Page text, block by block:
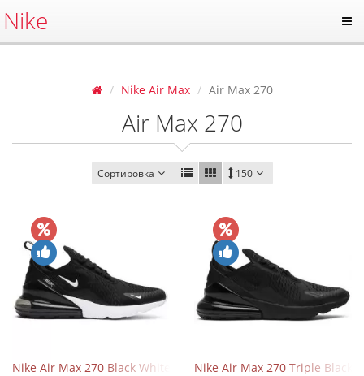
Nike
Nike Air Max Air Max 270
Air Max 270
Сортировка 150
Nike Air Max 270 Black White Nike Air Max 270 Triple Black